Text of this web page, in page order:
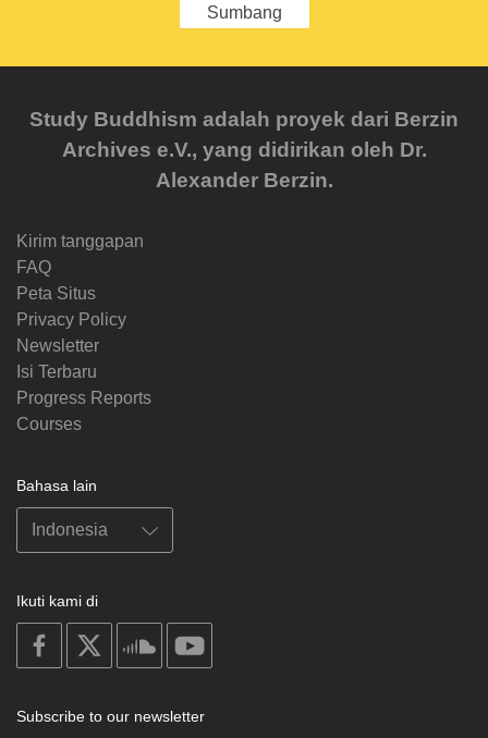
Sumbang
Study Buddhism adalah proyek dari Berzin
Archives e.V., yang didirikan oleh Dr.
Alexander Berzin.
Kirim tanggapan
FAQ
Peta Situs
Privacy Policy
Newsletter
Isi Terbaru
Progress Reports
Courses
Bahasa lain
Ikuti kami di
on
facebook
soundcloud
Subscribe to our newsletter